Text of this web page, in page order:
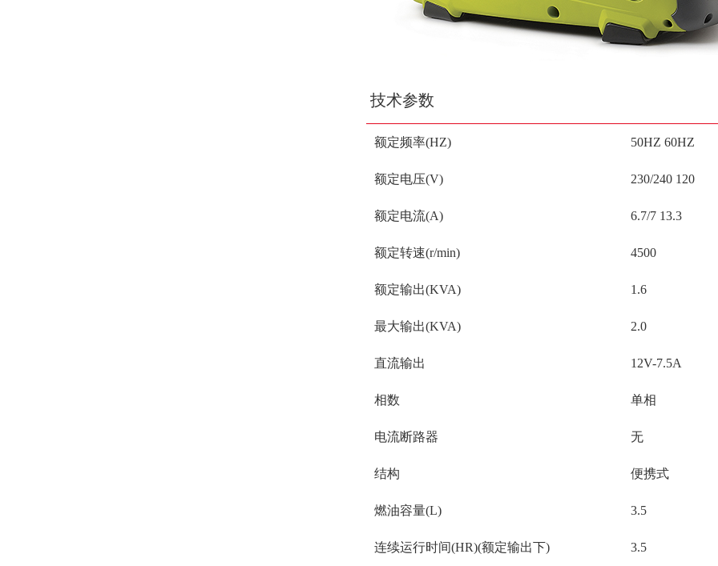
技术参数
额定频率(HZ) 50HZ 60HZ
额定电压(V) 230/240 120
额定电流(A) 6.7/7 13.3
额定转速(r/min) 4500
额定输出(KVA) 1.6
最大输出(KVA) 2.0
直流输出 12V-7.5A
相数 单相
电流断路器 无
结构 便携式
燃油容量(L) 3.5
连续运行时间(HR)(额定输出下) 3.5